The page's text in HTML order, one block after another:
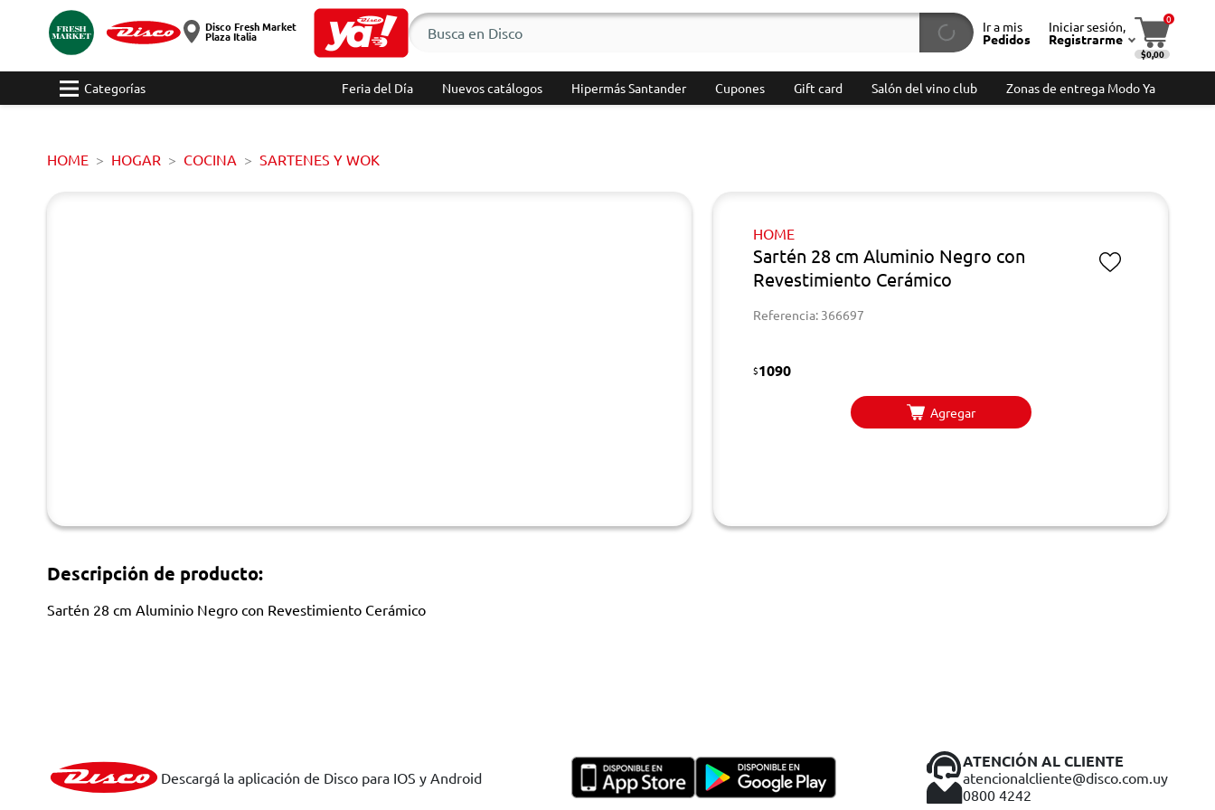
Disco Fresh Market
Plaza Italia
Ir a mis
Pedidos
Iniciar sesión,
Registrarme
0
$0,00
Categorías Feria del Día Nuevos catálogos Hipermás Santander Cupones Gift card Salón del vino club Zonas de entrega Modo Ya
HOME HOGAR COCINA SARTENES Y WOK
HOME
Sartén 28 cm Aluminio Negro con
Revestimiento Cerámico
Referencia: 366697
$1090
Agregar
Descripción de producto:
Sartén 28 cm Aluminio Negro con Revestimiento Cerámico
Descargá la aplicación de Disco para IOS y Android
ATENCIÓN AL CLIENTE
atencionalcliente@disco.com.uy
0800 4242